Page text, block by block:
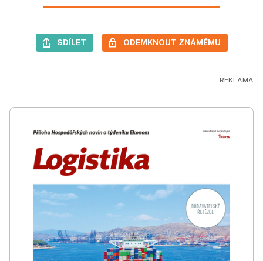
SDÍLET ODEMKNOUT ZNÁMÉMU